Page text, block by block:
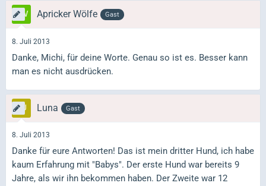
Apricker Wölfe Gast
8. Juli 2013
Danke, Michi, für deine Worte. Genau so ist es. Besser kann
man es nicht ausdrücken.
Luna Gast
8. Juli 2013
Danke für eure Antworten! Das ist mein dritter Hund, ich habe
kaum Erfahrung mit "Babys". Der erste Hund war bereits 9
Jahre, als wir ihn bekommen haben. Der Zweite war 12